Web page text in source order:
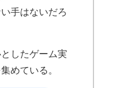
手はないだろ
したゲーム実
めている。